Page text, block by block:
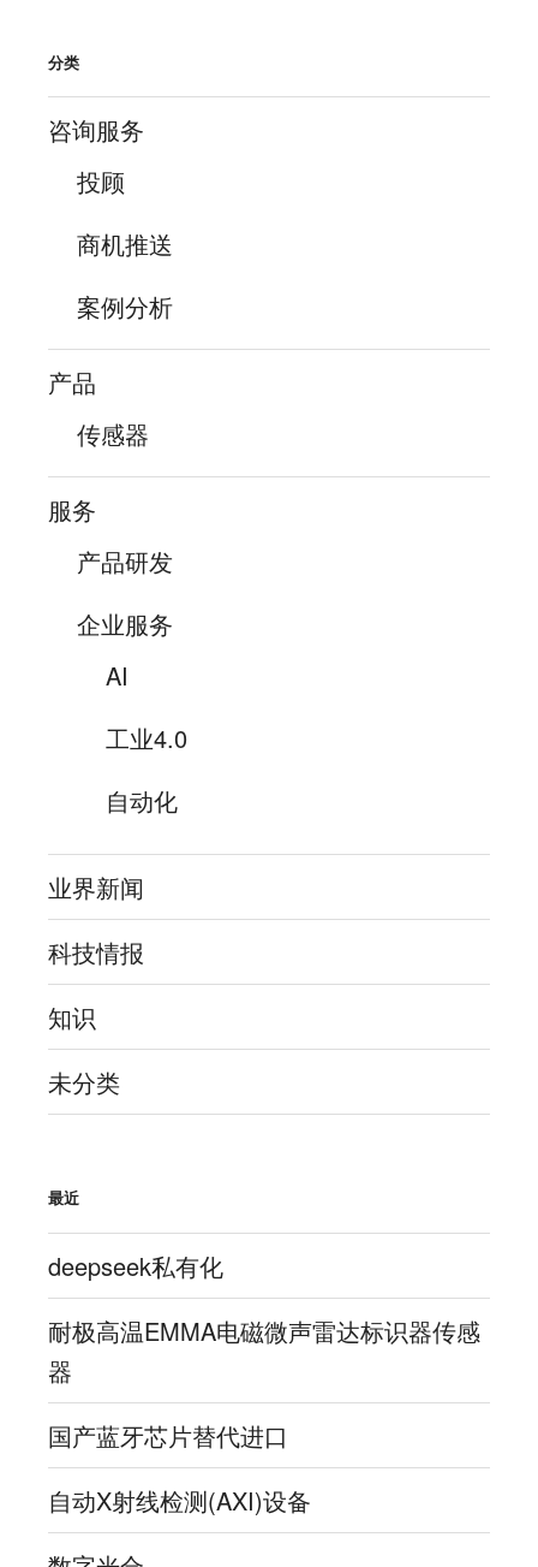
分类
咨询服务
投顾
商机推送
案例分析
产品
传感器
服务
产品研发
企业服务
AI
工业4.0
自动化
业界新闻
科技情报
知识
未分类
最近
deepseek私有化
耐极高温EMMA电磁微声雷达标识器传感
器
国产蓝牙芯片替代进口
自动X射线检测(AXI)设备